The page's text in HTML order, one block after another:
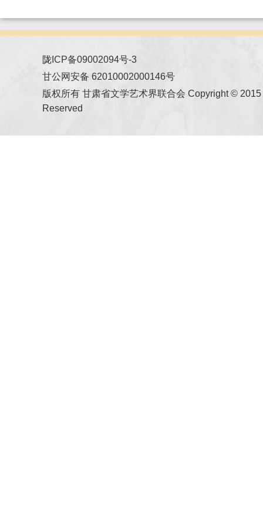
陇ICP备09002094号-3
甘公网安备 62010002000146号
版权所有 甘肃省文学艺术界联合会 Copyright ©
Reserved